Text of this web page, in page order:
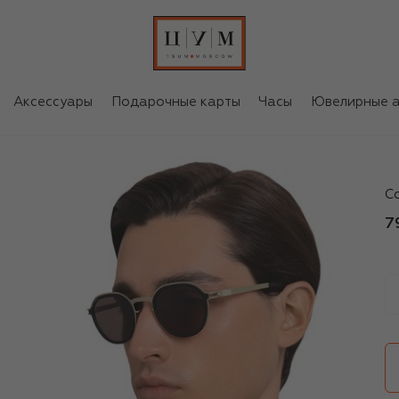
Аксессуары Подарочные карты Часы Ювелирные